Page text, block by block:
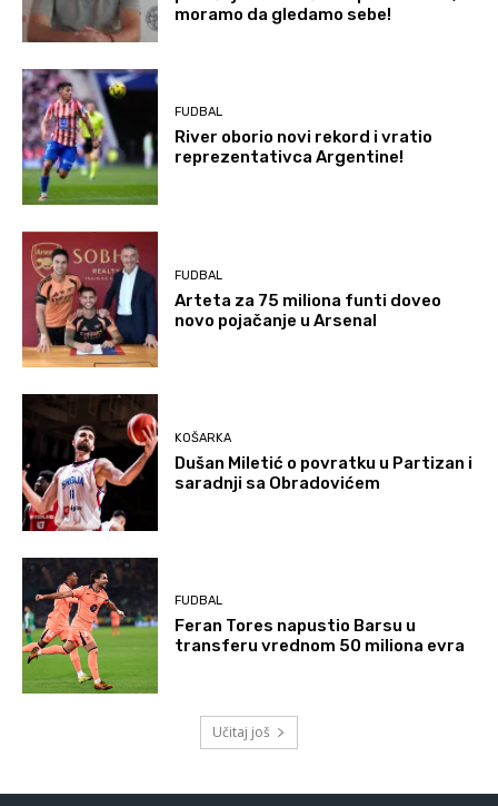
moramo da gledamo sebe!
FUDBAL
River oborio novi rekord i vratio
reprezentativca Argentine!
FUDBAL
Arteta za 75 miliona funti doveo
novo pojačanje u Arsenal
KOŠARKA
Dušan Miletić o povratku u Partizan i
saradnji sa Obradovićem
FUDBAL
Feran Tores napustio Barsu u
transferu vrednom 50 miliona evra
Učitaj još